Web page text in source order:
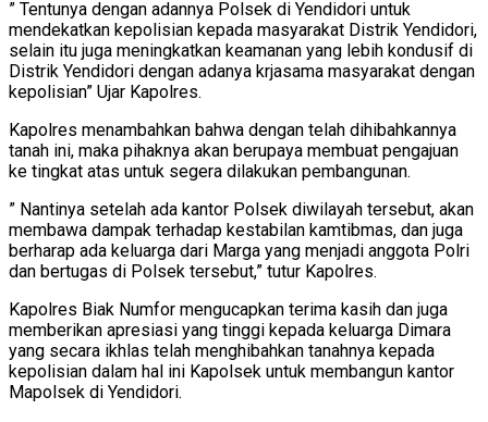
” Tentunya dengan adannya Polsek di Yendidori untuk
mendekatkan kepolisian kepada masyarakat Distrik Yendidori,
selain itu juga meningkatkan keamanan yang lebih kondusif di
Distrik Yendidori dengan adanya krjasama masyarakat dengan
kepolisian” Ujar Kapolres.
Kapolres menambahkan bahwa dengan telah dihibahkannya
tanah ini, maka pihaknya akan berupaya membuat pengajuan
ke tingkat atas untuk segera dilakukan pembangunan.
” Nantinya setelah ada kantor Polsek diwilayah tersebut, akan
membawa dampak terhadap kestabilan kamtibmas, dan juga
berharap ada keluarga dari Marga yang menjadi anggota Polri
dan bertugas di Polsek tersebut,” tutur Kapolres.
Kapolres Biak Numfor mengucapkan terima kasih dan juga
memberikan apresiasi yang tinggi kepada keluarga Dimara
yang secara ikhlas telah menghibahkan tanahnya kepada
kepolisian dalam hal ini Kapolsek untuk membangun kantor
Mapolsek di Yendidori.